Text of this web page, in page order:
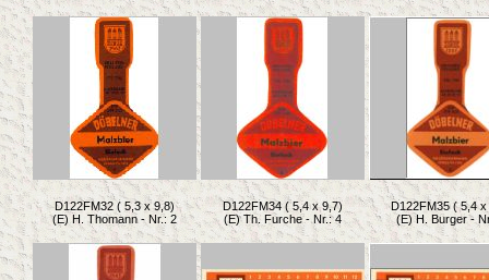
D122FM32 ( 5,3 x 9,8)
(E) H. Thomann - Nr.: 2
D122FM34 ( 5,4 x 9,7)
(E) Th. Furche - Nr.: 4
D122FM35 ( 5,4 x
(E) H. Burger -